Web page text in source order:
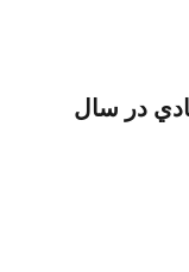
در سال